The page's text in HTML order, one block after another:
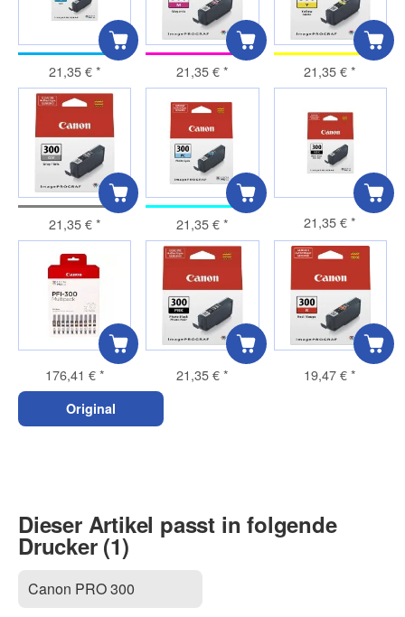
21,35 €* 21,35 €* 21,35 €*
21,35 €* 21,35 €* 21,35 €*
176,41 €* 21,35 €* 19,47 €*
Original
Dieser Artikel passt in folgende
Drucker (1)
Canon PRO 300